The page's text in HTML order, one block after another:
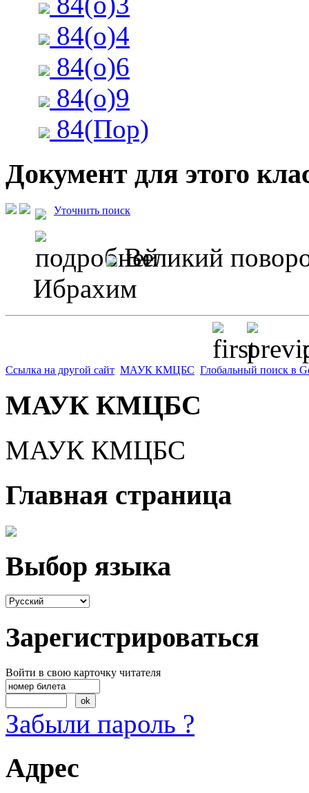
84(о)4
84(о)6
84(о)9
84(Пор)
Документ для этого
Уточнить поиск
Великий
Ибрахим
Ссылка на другой сайт МАУК КМЦБС Глобальный поиск в
МАУК КМЦБС
МАУК КМЦБС
Главная страница
Выбор языка
Зарегистрироваться
Войти в свою карточку читателя
Забыли пароль ?
Адрес